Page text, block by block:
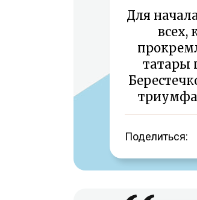
Для
всех,
татары
Поделиться: